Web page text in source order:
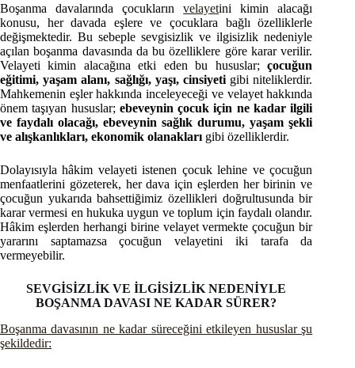
Boşanma davalarında çocuklarınvelayetini kimin alacağı
konusu, her davada eşlere ve çocuklara bağlı özelliklerle
değişmektedir. Bu sebeple sevgisizlik ve ilgisizlik nedeniyle
açılan boşanma davasında da bu özelliklere göre karar verilir.
Velayeti kimin alacağına etki eden bu hususlar;çocuğun
eğitimi, yaşam alanı, sağlığı, yaşı, cinsiyetigibi niteliklerdir.
Mahkemenin eşler hakkında inceleyeceği ve velayet hakkında
önem taşıyan hususlar; ebeveynin çocuk için ne kadar ilgili
ve faydalı olacağı, ebeveynin sağlık durumu, yaşam şekli
ve alışkanlıkları, ekonomik olanakları gibi özelliklerdir.
Dolayısıyla hâkim velayeti istenen çocuk lehine ve çocuğun
menfaatlerini gözeterek, her dava için eşlerden her birinin ve
çocuğun yukarıda bahsettiğimiz özellikleri doğrultusunda bir
karar vermesi en hukuka uygun ve toplum için faydalı olandır.
Hâkim eşlerden herhangi birine velayet vermekte çocuğun bir
yararını saptamazsa çocuğun velayetini iki tarafa da
vermeyebilir.
SEVGİSİZLİK VE İLGİSİZLİK NEDENİYLE
BOŞANMA DAVASI NE KADAR SÜRER?
Boşanma davasının ne kadar süreceğini etkileyen hususlar şu
şekildedir: